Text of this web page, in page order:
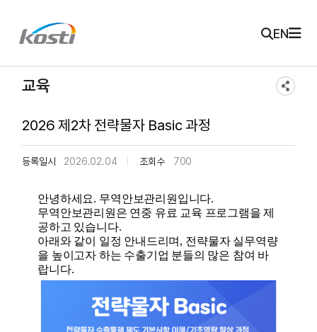
KOSTI 메인 페이지로 이동 EN
교육
2026 제2차 전략물자 Basic 과정
등록일시 2026.02.04 조회수 700
안녕하세요. 무역안보관리원입니다.
무역안보관리원은 연중 유료 교육 프로그램을 제
공하고 있습니다.
아래와 같이 일정 안내드리며 , 전략물자 실무역량
을 높이고자 하는 수출기업 분들의 많은 참여 바
랍니다.